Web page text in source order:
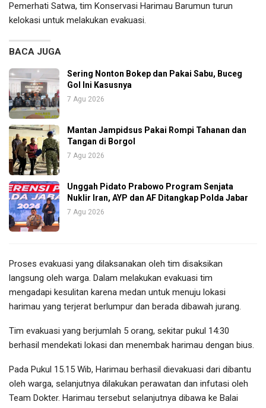
Pemerhati Satwa, tim Konservasi Harimau Barumun turun
kelokasi untuk melakukan evakuasi.
BACA JUGA
Sering Nonton Bokep dan Pakai Sabu, Buceg
Gol Ini Kasusnya
7 Agu 2026
Mantan Jampidsus Pakai Rompi Tahanan dan
Tangan di Borgol
7 Agu 2026
Unggah Pidato Prabowo Program Senjata
Nuklir Iran, AYP dan AF Ditangkap Polda Jabar
7 Agu 2026
Proses evakuasi yang dilaksanakan oleh tim disaksikan
langsung oleh warga. Dalam melakukan evakuasi tim
mengadapi kesulitan karena medan untuk menuju lokasi
harimau yang terjerat berlumpur dan berada dibawah jurang.
Tim evakuasi yang berjumlah 5 orang, sekitar pukul 14:30
berhasil mendekati lokasi dan menembak harimau dengan bius.
Pada Pukul 15.15 Wib, Harimau berhasil dievakuasi dari dibantu
oleh warga, selanjutnya dilakukan perawatan dan infutasi oleh
Team Dokter. Harimau tersebut selanjutnya dibawa ke Balai